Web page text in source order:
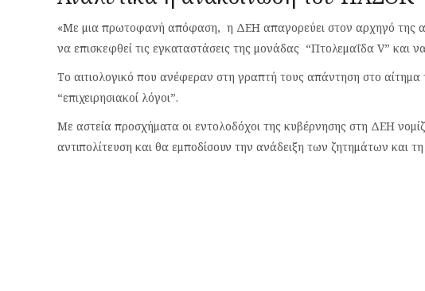
«Με μια πρωτοφανή απόφαση, η ΔΕΗ απαγορεύει στον αρχηγό της
να επισκεφθεί τις εγκαταστάσεις της μονάδας “Πτολεμαΐδα V” και
Το αιτιολογικό που ανέφεραν στη γραπτή τους απάντηση στο
“επιχειρησιακοί λόγοι”.
Με αστεία προσχήματα οι εντολοδόχοι της κυβέρνησης στη ΔΕΗ
αντιπολίτευση και θα εμποδίσουν την ανάδειξη των ζητημάτων και